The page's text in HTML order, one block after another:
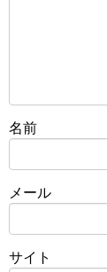
名前
メール
サイト